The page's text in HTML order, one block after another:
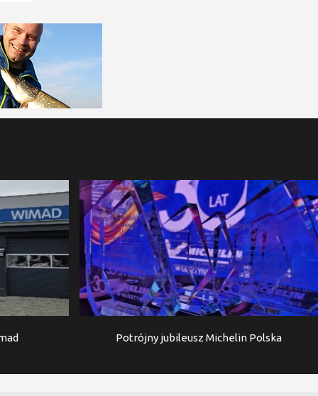
Potrójny jubileusz Michelin Polska